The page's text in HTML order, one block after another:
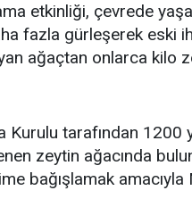
etkinliği, çevrede
fazla gürleşerek eski
ağaçtan onlarca kilo
Kurulu tarafından 1200
zeytin ağacında
bağışlamak